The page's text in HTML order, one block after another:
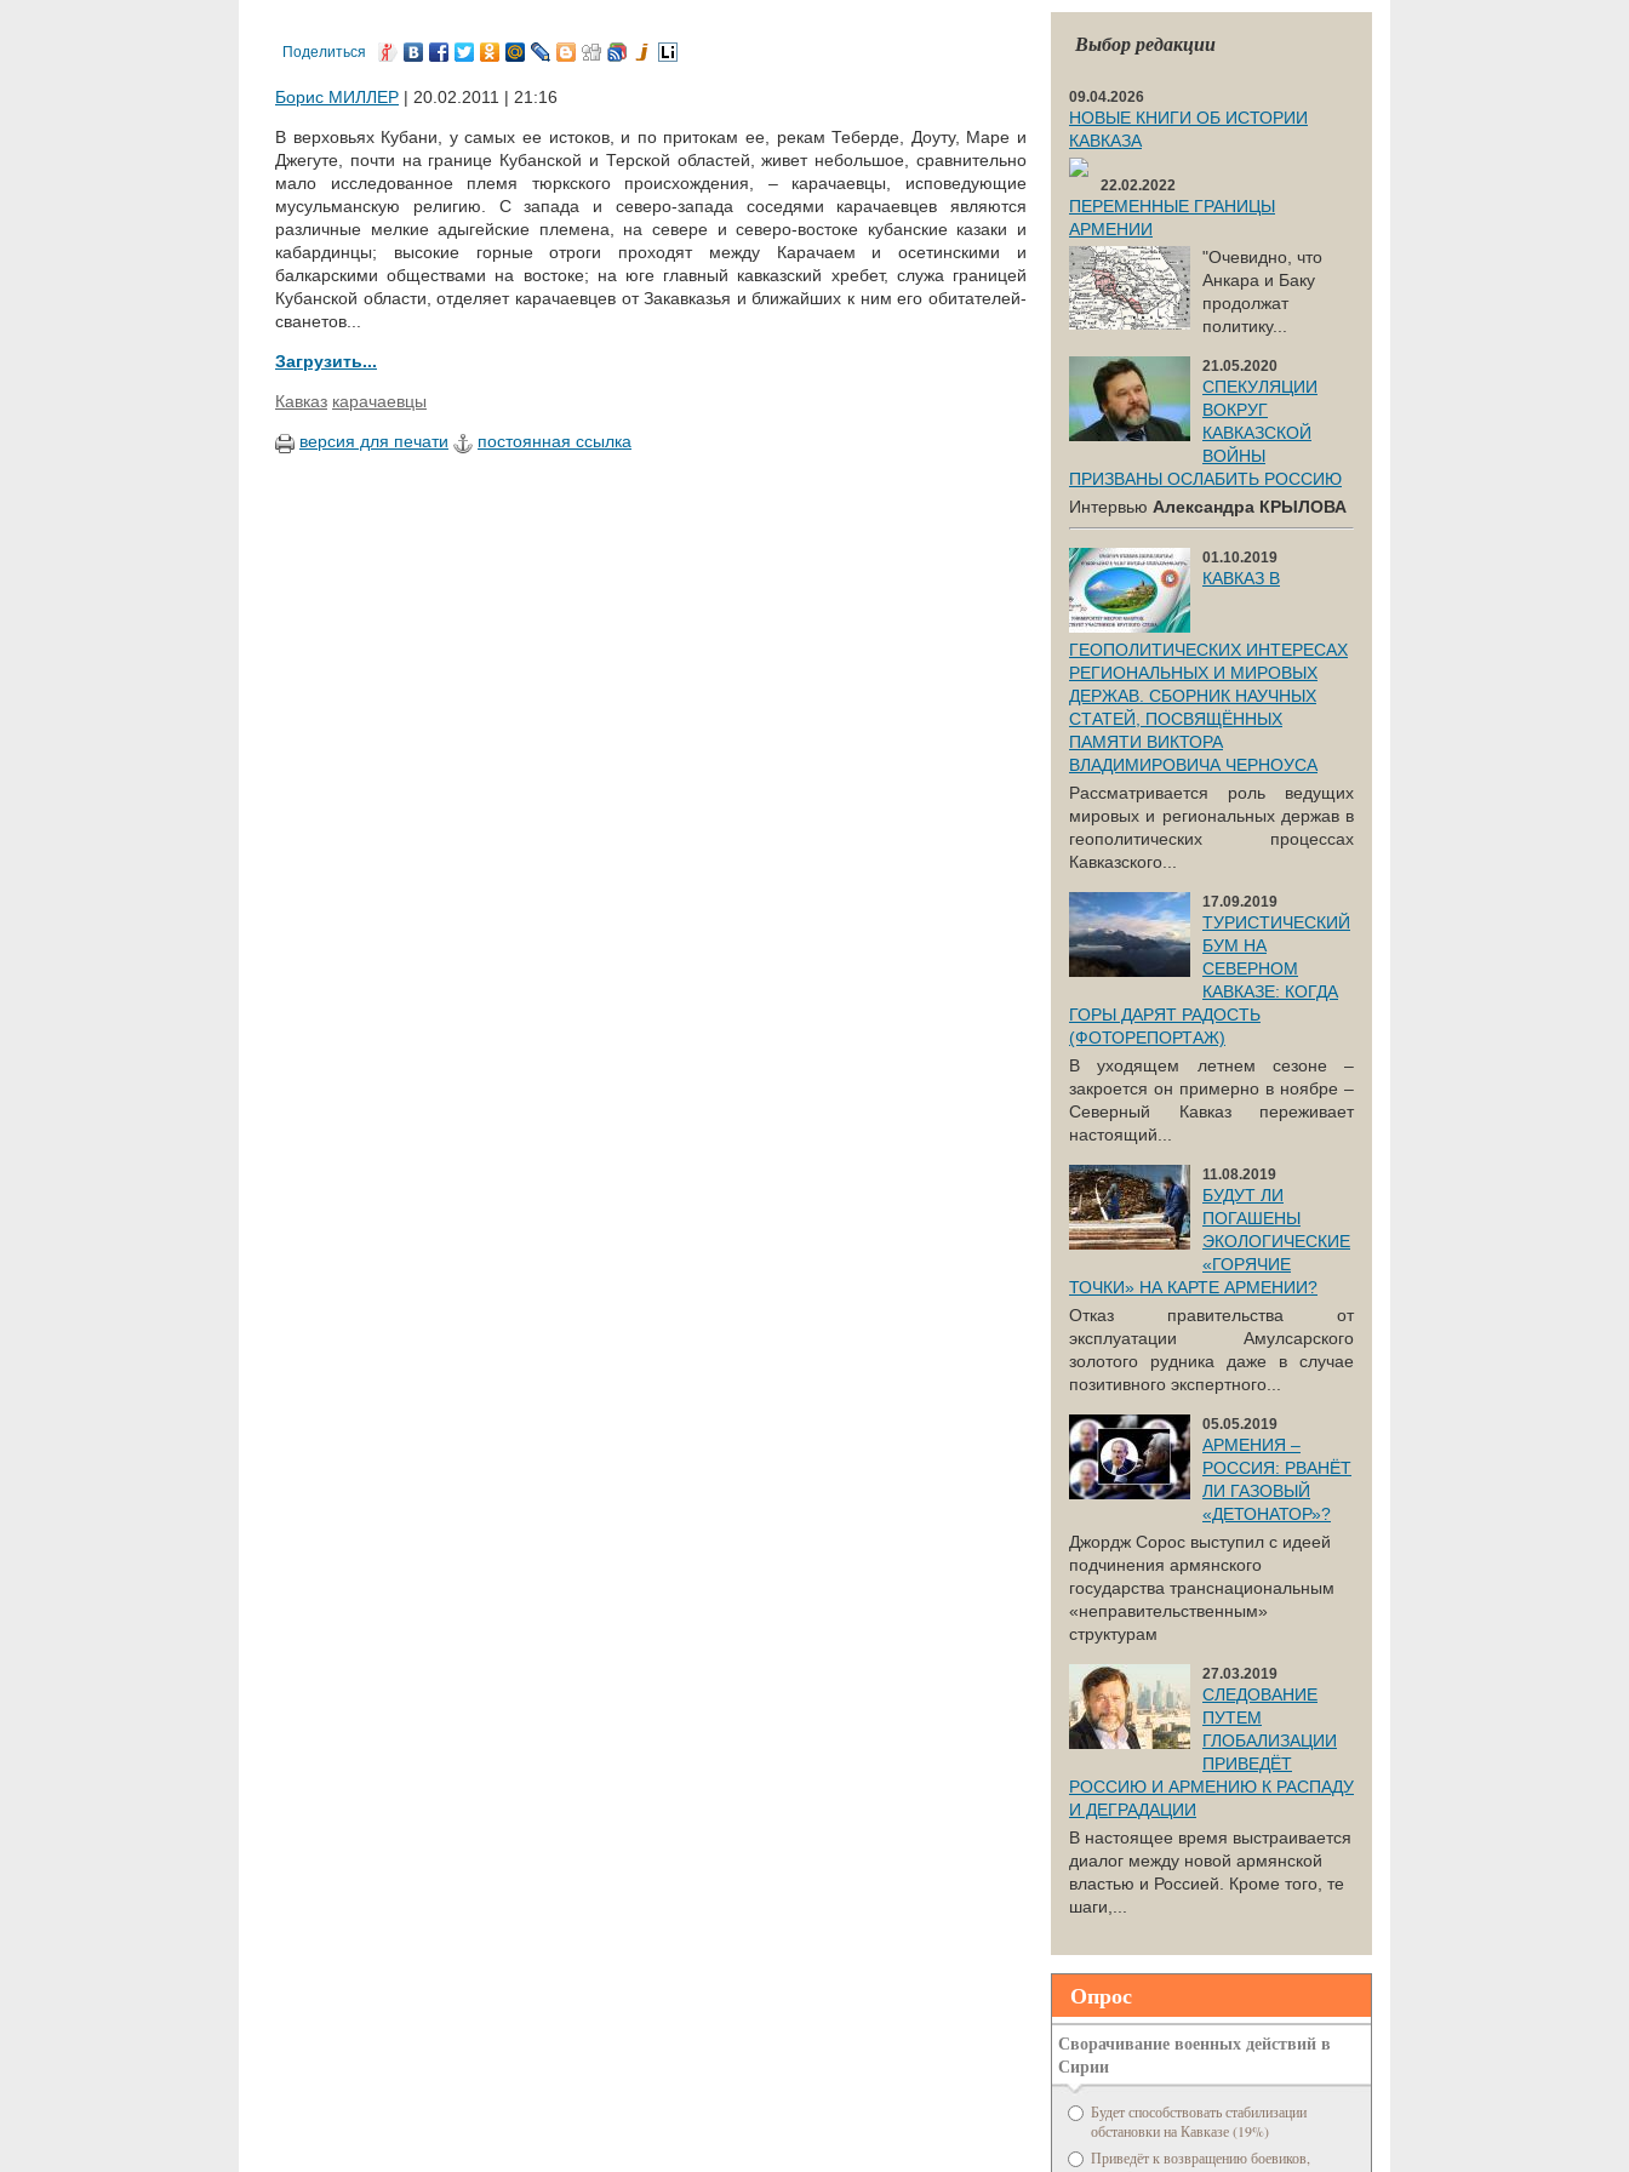
Поделиться
Борис МИЛЛЕР | 20.02.2011 | 21:16
В верховьях Кубани, у самых ее истоков, и по притокам ее, рекам Теберде, Доуту, Mapе и
Джегуте, почти на границе Кубанской и Терской областей, живет небольшое, сравнительно
мало исследованное племя тюркского происхождения, – карачаевцы, исповедующие
мусульманскую религию. С запада и северо-запада соседями карачаевцев являются
различные мелкие адыгейские племена, на севере и северо-востоке кубанские казаки и
кабардинцы; высокие горные отроги проходят между Карачаем и осетинскими и
балкарскими обществами на востоке; на юге главный кавказский хребет, служа границей
Кубанской области, отделяет карачаевцев от Закавказья и ближайших к ним его обитателей-
сванетов...
Загрузить...
Кавказ карачаевцы
версия для печати постоянная ссылка
Выбор редакции
09.04.2026
НОВЫЕ КНИГИ ОБ ИСТОРИИ
КАВКАЗА
22.02.2022
ПЕРЕМЕННЫЕ ГРАНИЦЫ
АРМЕНИИ
"Очевидно, что
Анкара и Баку
продолжат
политику...
21.05.2020
СПЕКУЛЯЦИИ
ВОКРУГ
КАВКАЗСКОЙ
ВОЙНЫ
ПРИЗВАНЫ ОСЛАБИТЬ РОССИЮ
Интервью Александра КРЫЛОВА
01.10.2019
КАВКАЗ В
ГЕОПОЛИТИЧЕСКИХ ИНТЕРЕСАХ
РЕГИОНАЛЬНЫХ И МИРОВЫХ
ДЕРЖАВ. СБОРНИК НАУЧНЫХ
СТАТЕЙ, ПОСВЯЩЁННЫХ
ПАМЯТИ ВИКТОРА
ВЛАДИМИРОВИЧА ЧЕРНОУСА
Рассматривается роль ведущих
мировых и региональных держав в
геополитических процессах
Кавказского...
17.09.2019
ТУРИСТИЧЕСКИЙ
БУМ НА
СЕВЕРНОМ
КАВКАЗЕ: КОГДА
ГОРЫ ДАРЯТ РАДОСТЬ
(ФОТОРЕПОРТАЖ)
В уходящем летнем сезоне –
закроется он примерно в ноябре –
Северный Кавказ переживает
настоящий...
11.08.2019
БУДУТ ЛИ
ПОГАШЕНЫ
ЭКОЛОГИЧЕСКИЕ
«ГОРЯЧИЕ
ТОЧКИ» НА КАРТЕ АРМЕНИИ?
Отказ правительства от
эксплуатации Амулсарского
золотого рудника даже в случае
позитивного экспертного...
05.05.2019
АРМЕНИЯ –
РОССИЯ: РВАНЁТ
ЛИ ГАЗОВЫЙ
«ДЕТОНАТОР»?
Джордж Сорос выступил с идеей
подчинения армянского
государства транснациональным
«неправительственным»
структурам
27.03.2019
СЛЕДОВАНИЕ
ПУТЕМ
ГЛОБАЛИЗАЦИИ
ПРИВЕДЁТ
РОССИЮ И АРМЕНИЮ К РАСПАДУ
И ДЕГРАДАЦИИ
В настоящее время выстраивается
диалог между новой армянской
властью и Россией. Кроме того, те
шаги,...
Опрос
Сворачивание военных действий в
Сирии
Будет способствовать стабилизации
обстановки на Кавказе (19%)
Приведёт к возвращению боевиков,